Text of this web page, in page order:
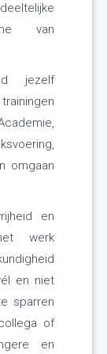
van
jezelf
omgaan
en
werk
en niet
sparren
of
en